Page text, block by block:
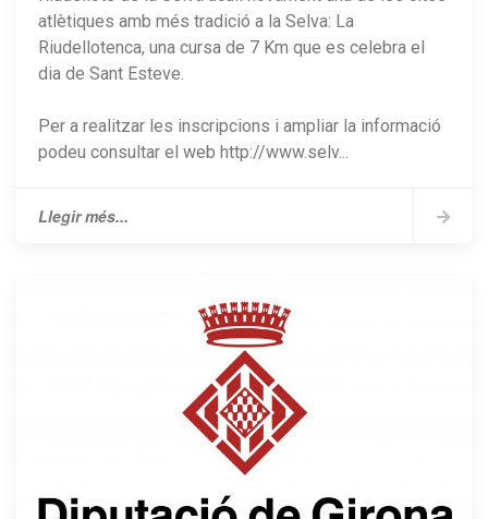
atlètiques amb més tradició a la Selva: La
Riudellotenca, una cursa de 7 Km que es celebra el
dia de Sant Esteve.
Per a realitzar les inscripcions i ampliar la informació
podeu consultar el web http://www.selv...
Llegir més...